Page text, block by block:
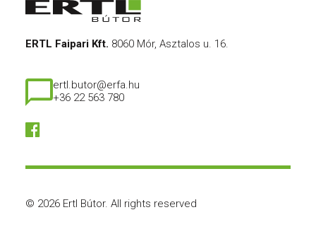
ERTL Faipari Kft. 8060 Mór, Asztalos u. 16.
ertl.butor@erfa.hu
+36 22 563 780
© 2026 Ertl Bútor. All rights reserved